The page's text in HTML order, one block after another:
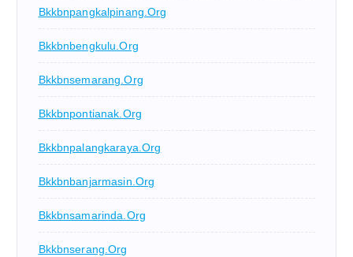
Bkkbnpangkalpinang.org
Bkkbnbengkulu.org
Bkkbnsemarang.org
Bkkbnpontianak.org
Bkkbnpalangkaraya.org
Bkkbnbanjarmasin.org
Bkkbnsamarinda.org
Bkkbnserang.org